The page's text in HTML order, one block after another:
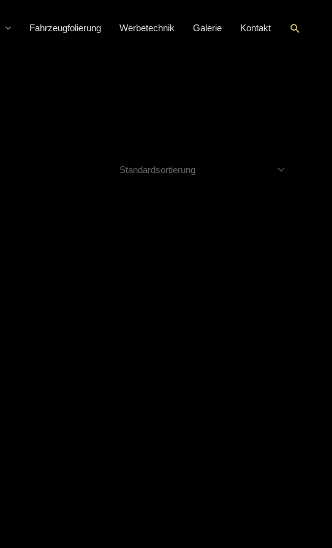
Fahrzeugfolierung Werbetechnik Galerie Kontakt Suche